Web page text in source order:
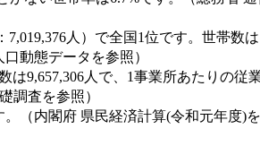
7,019,376人）で全国1位です。世帯数は
動態データを参照）
は9,657,306人で、1事業所あたりの従
調査を参照）
（内閣府 県民経済計算(令和元年度)